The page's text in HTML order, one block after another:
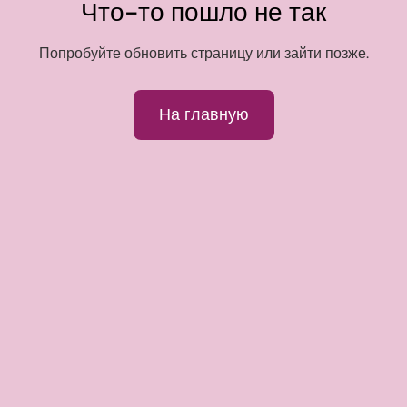
Что-то пошло не так
Попробуйте обновить страницу или зайти позже.
На главную